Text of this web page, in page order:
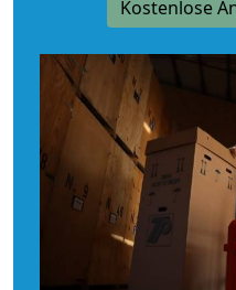
Kostenlose